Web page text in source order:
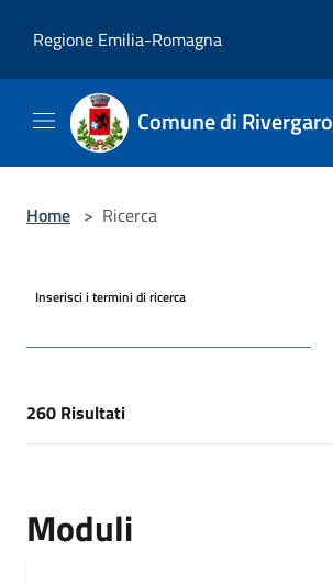
Regione Emilia-Romagna
Comune di Rivergaro
Home > Ricerca
Inserisci i termini di ricerca
[results] Risultati
260 Risultati
Moduli